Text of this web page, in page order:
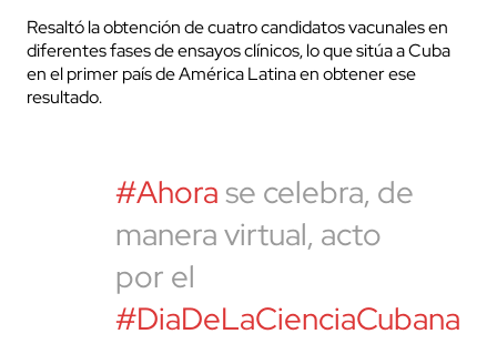
Resaltó la obtención de cuatro candidatos vacunales en
diferentes fases de ensayos clínicos, lo que sitúa a Cuba
en el primer país de América Latina en obtener ese
resultado.
#Ahora se celebra, de
manera virtual, acto
por el
#DiaDeLaCienciaCubana